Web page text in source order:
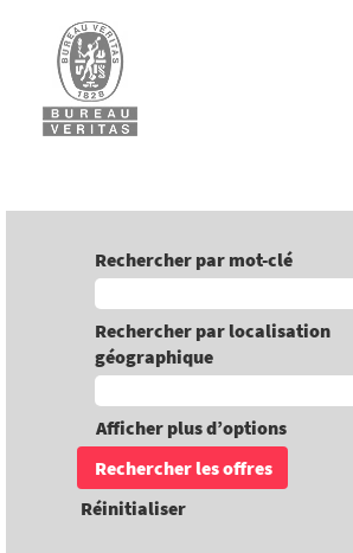
Rechercher par mot-clé
Rechercher par localisation
géographique
Afficher plus d’options
Réinitialiser